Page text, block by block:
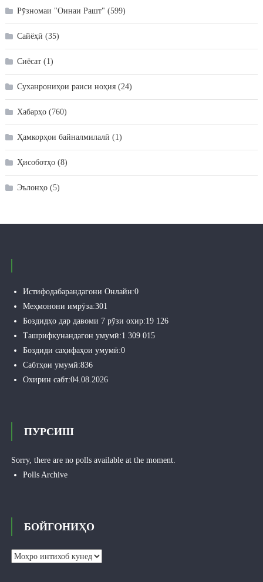
Рӯзномаи "Оинаи Рашт" (599)
Сайёҳӣ (35)
Сиёсат(1)
Суханрониҳои раиси ноҳия(24)
Хабарҳо(760)
Ҳамкорҳои байналмилалӣ (1)
Ҳисоботҳо(8)
Эълонҳо(5)
Истифодабарандагони Онлайн:0
Меҳмонони имрӯза:301
Боздидҳо дар давоми 7 рӯзи охир:19 126
Ташрифкунандагон умумӣ:1 309 015
Боздиди саҳифаҳои умумӣ:0
Сабтҳои умумӣ:836
Охирин сабт:04.08.2026
ПУРСИШ
Sorry, there are no polls available at the moment.
Polls Archive
БОЙГОНИҲО
Бойгониҳо